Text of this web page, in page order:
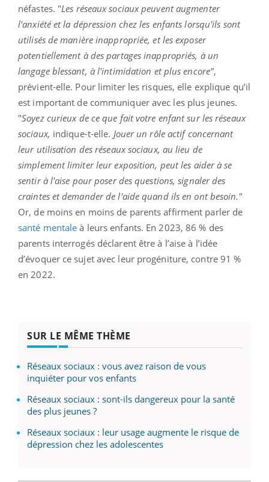
néfastes. "Les réseaux sociaux peuvent augmenter
l'anxiété et la dépression chez les enfants lorsqu'ils sont
utilisés de manière inappropriée, et les exposer
potentiellement à des partages inappropriés, à un
langage blessant, à l'intimidation et plus encore",
prévient-elle. Pour limiter les risques, elle explique qu’il
est important de communiquer avec les plus jeunes.
"Soyez curieux de ce que fait votre enfant sur les réseaux
sociaux, indique-t-elle. Jouer un rôle actif concernant
leur utilisation des réseaux sociaux, au lieu de
simplement limiter leur exposition, peut les aider à se
sentir à l'aise pour poser des questions, signaler des
craintes et demander de l'aide quand ils en ont besoin. "
Or, de moins en moins de parents affirment parler de
santé mentale à leurs enfants. En 2023, 86 % des
parents interrogés déclarent être à l’aise à l’idée
d’évoquer ce sujet avec leur progéniture, contre 91 %
en 2022.
SUR LE MÊME THÈME
Réseaux sociaux : vous avez raison de vous
inquiéter pour vos enfants
Réseaux sociaux : sont-ils dangereux pour la santé
des plus jeunes ?
Réseaux sociaux : leur usage augmente le risque de
dépression chez les adolescentes